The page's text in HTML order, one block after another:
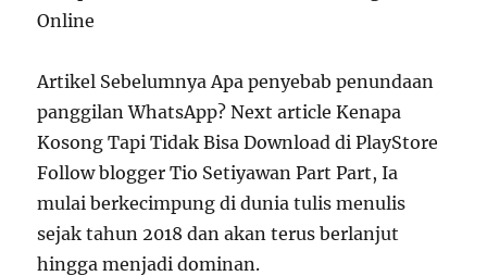
Online
Artikel Sebelumnya Apa penyebab penundaan
panggilan WhatsApp? Next article Kenapa
Kosong Tapi Tidak Bisa Download di PlayStore
Follow blogger Tio Setiyawan Part Part, Ia
mulai berkecimpung di dunia tulis menulis
sejak tahun 2018 dan akan terus berlanjut
hingga menjadi dominan.